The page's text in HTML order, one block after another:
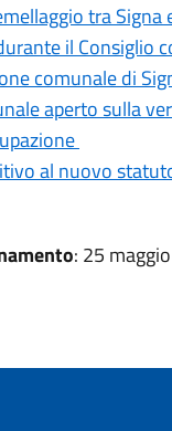
tra
il Consiglio
comunale di
aperto sulla
al nuovo
: 25